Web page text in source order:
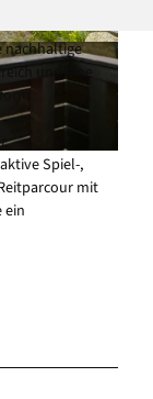
BY
nachhaltige
und eine
Spiel-,
mit
ein